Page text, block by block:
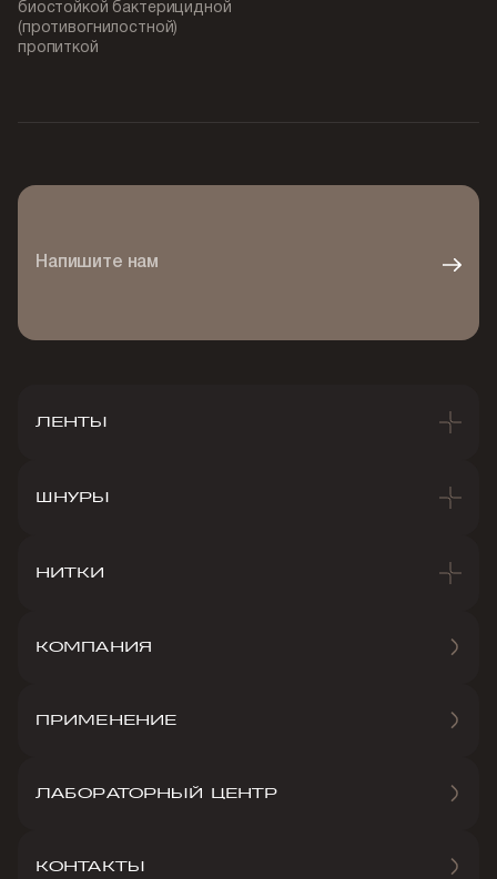
биостойкой бактерицидной
(противогнилостной)
пропиткой
Напишите нам
КОМПАНИЯ
ПРИМЕНЕНИЕ
ЛАБОРАТОРНЫЙ ЦЕНТР
КОНТАКТЫ
ЛЕНТЫ
ШНУРЫ
НИТКИ